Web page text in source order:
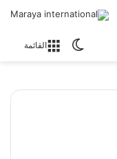
القائمةالوضع